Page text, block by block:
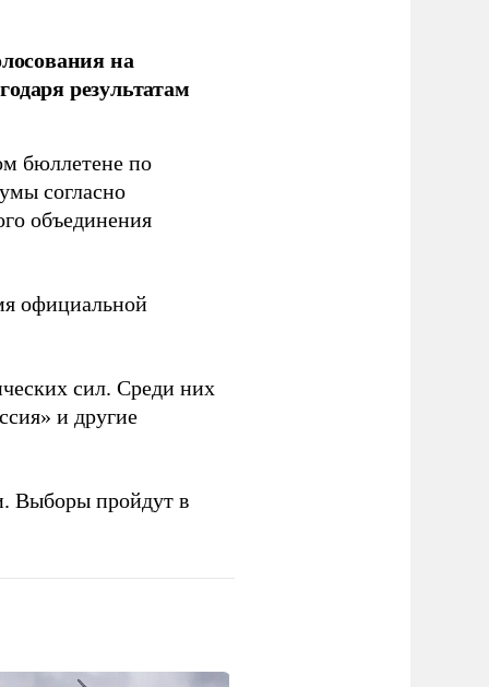
на
результатам
бюллетене по
согласно
объединения
официальной
сил. Среди них
и другие
Выборы пройдут в